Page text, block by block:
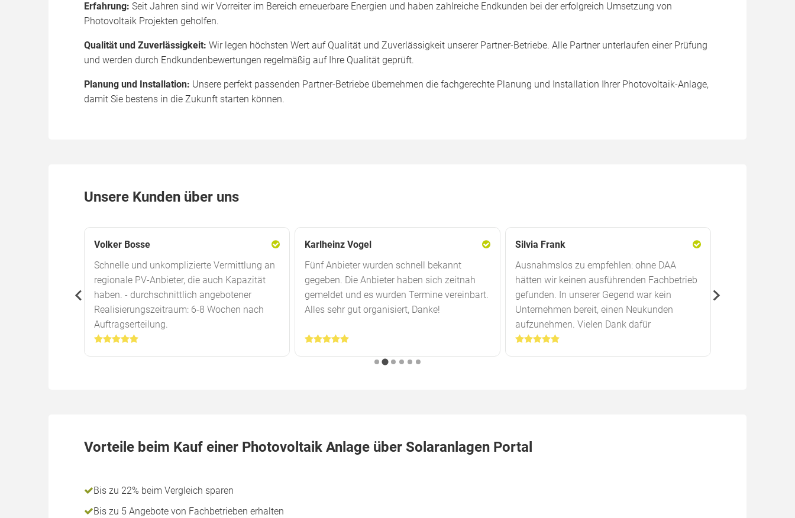
Erfahrung: Seit Jahren sind wir Vorreiter im Bereich erneuerbare Energien und haben zahlreiche Endkunden bei der erfolgreich Umsetzung von
Photovoltaik Projekten geholfen.
Qualität und Zuverlässigkeit: Wir legen höchsten Wert auf Qualität und Zuverlässigkeit unserer Partner-Betriebe. Alle Partner unterlaufen einer Prüfung
und werden durch Endkundenbewertungen regelmäßig auf Ihre Qualität geprüft.
Planung und Installation: Unsere perfekt passenden Partner-Betriebe übernehmen die fachgerechte Planung und Installation Ihrer Photovoltaik-Anlage,
damit Sie bestens in die Zukunft starten können.
Unsere Kunden über uns
Volker Bosse
Schnelle und unkomplizierte Vermittlung an
regionale PV-Anbieter, die auch Kapazität
haben. - durchschnittlich angebotener
Realisierungszeitraum: 6-8 Wochen nach
Auftragserteilung.
Karlheinz Vogel
Fünf Anbieter wurden schnell bekannt
gegeben. Die Anbieter haben sich zeitnah
gemeldet und es wurden Termine vereinbart.
Alles sehr gut organisiert, Danke!
Silvia Frank
Ausnahmslos zu empfehlen: ohne DAA
hätten wir keinen ausführenden Fachbetrieb
gefunden. In unserer Gegend war kein
Unternehmen bereit, einen Neukunden
aufzunehmen. Vielen Dank dafür
Vorteile beim Kauf einer Photovoltaik Anlage über Solaranlagen Portal
Bis zu 22% beim Vergleich sparen
Bis zu 5 Angebote von Fachbetrieben erhalten